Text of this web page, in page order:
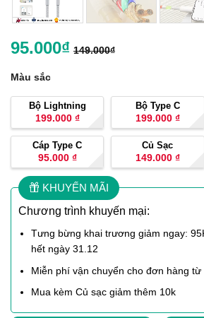
95.000₫ 149.000₫
Màu sắc
Bộ Lightning
199.000 ₫
Bộ Type C
199.000 ₫
Cáp Type C
95.000 ₫
Củ Sạc
149.000 ₫
KHUYẾN MÃI
Chương trình khuyến mại:
Tưng bừng khai trương giảm ngay:
hết ngày 31.12
Miễn phí vận chuyển cho đơn hàng từ
Mua kèm Củ sạc giảm thêm 10k